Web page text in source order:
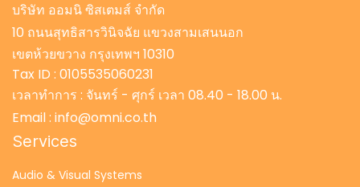
บริษัท ออมนิ ซิสเตมส์ จำกัด
10 ถนนสุทธิสารวินิจฉัย แขวงสามเสนนอก
เขตห้วยขวาง กรุงเทพฯ 10310
Tax ID : 0105535060231
เวลาทำการ : จันทร์ - ศุกร์ เวลา 08.40 - 18.00 น.
Email : info@omni.co.th
Services
Audio & Visual Systems